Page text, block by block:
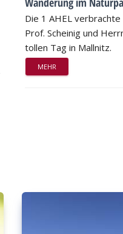
Die 1 AHEL
Prof. Scheinig und
tollen Tag in Mallnitz.
MEHR